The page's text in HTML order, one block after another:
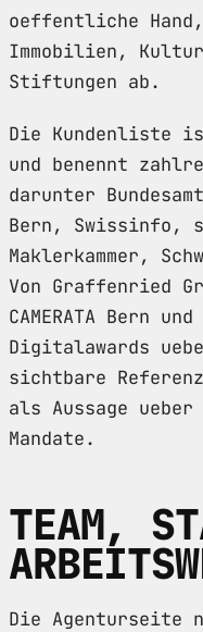
oeffentliche
Immobilien,
Stiftungen ab.
Die Kundenliste
und benennt
darunter
Bern, Swissinfo,
Maklerkammer,
Von Graffenried
CAMERATA Bern
Digitalawards
sichtbare
als Aussage
Mandate.
TEAM,
Die Agenturseite